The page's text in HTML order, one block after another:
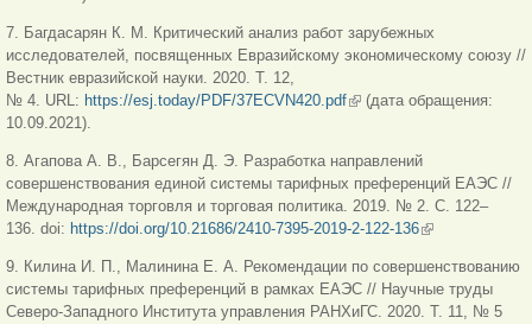
7. Багдасарян К. М. Критический анализ работ зарубежных
исследователей, посвященных Евразийскому экономическому союзу //
Вестник евразийской науки. 2020. Т. 12,
№ 4. URL: https://esj.today/PDF/37ECVN420.pdf(link is external)
(дата обращения:
10.09.2021).
8. Агапова А. В., Барсегян Д. Э. Разработка направлений
совершенствования единой системы тарифных преференций ЕАЭС //
Международная торговля и торговая политика. 2019. № 2. С. 122–
136. doi: https://doi.org/10.21686/2410-7395-2019-2-122-136(link is external)
9. Килина И. П., Малинина Е. А. Рекомендации по совершенствованию
системы тарифных преференций в рамках ЕАЭС // Научные труды
Северо-Западного Института управления РАНХиГС. 2020. Т. 11, № 5